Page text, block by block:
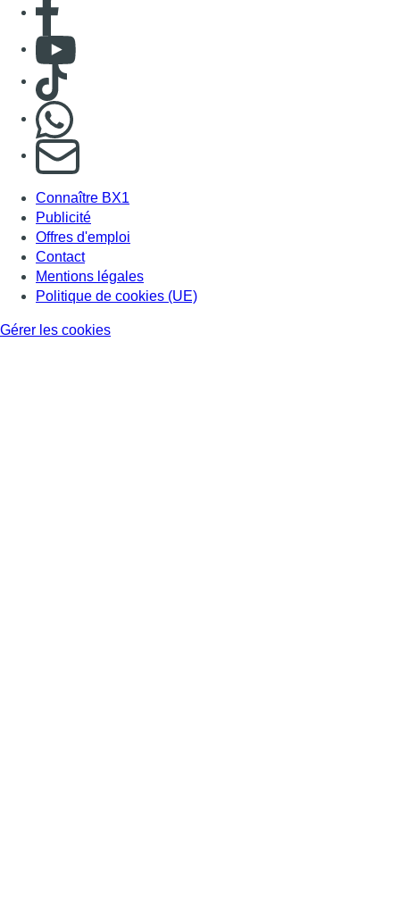
Consulter Youtube
Consulter TikTok
S'abonner à notre newsletter
Connaître BX1
Publicité
Offres d'emploi
Contact
Mentions légales
Politique de cookies (UE)
Gérer les cookies